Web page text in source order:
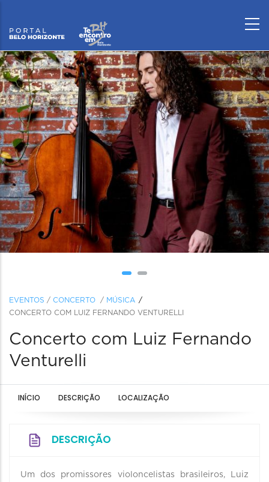
EVENTOS / CONCERTO / MÚSICA
CONCERTO COM LUIZ FERNANDO VENTURELLI
Concerto com Luiz Fernando
Venturelli
INÍCIO DESCRIÇÃO LOCALIZAÇÃO
DESCRIÇÃO
Um dos promissores violoncelistas brasileiros, Luiz